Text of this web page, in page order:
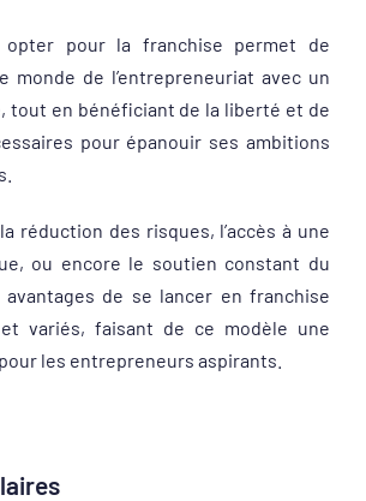
opter pour la franchise permet de
monde de l’entrepreneuriat avec un
tout en bénéficiant de la liberté et de
pour épanouir ses ambitions
réduction des risques, l’accès à une
ou encore le soutien constant du
de se lancer en franchise
variés, faisant de ce modèle une
les entrepreneurs aspirants.